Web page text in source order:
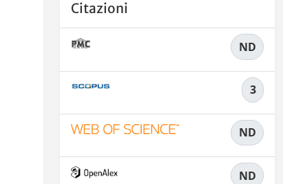
Citazioni
ND
3
ND
ND